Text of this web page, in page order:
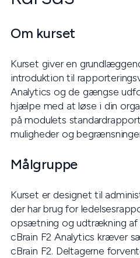
Om kurset
Kurset giver en
introduktion til
Analytics og de gængse
hjælpe med at løse i din
på modulets
muligheder og
Målgruppe
Kurset er designet til
der har brug for
opsætning og udtrækning af
cBrain F2 Analytics kræver
cBrain F2. Deltagerne